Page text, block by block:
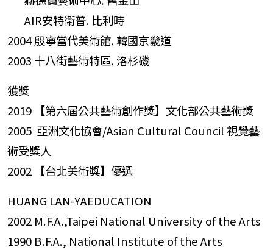
AIR安特衛普. 比利時
2004 殷寧當代美術館. 韓國京畿道
2003 十八街藝術特區. 洛杉磯
獲獎
2019 【第六屆公共藝術創作獎】文化部公共藝術獎
2005 亞洲文化協會/Asian Cultural Council 視覺藝
術受獎人
2002 【台北美術獎】優選
HUANG LAN-YAEDUCATION
2002 M.F.A.,Taipei National University of the Arts
1990 B.F.A., National Institute of the Arts